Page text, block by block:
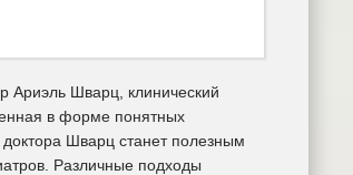
Ариэль Шварц, клинический
в форме понятных
доктора Шварц станет полезным
Различные подходы